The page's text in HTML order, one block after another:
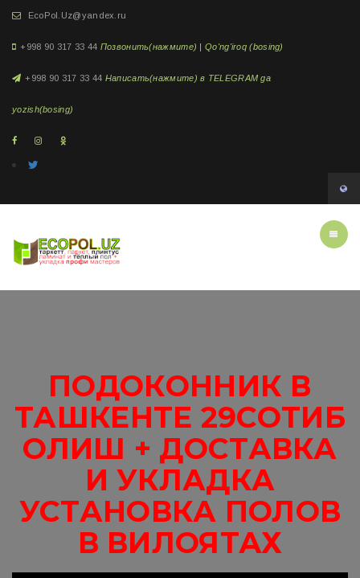
EcoPol.Uz@yandex.ru
+998 90 317 33 44 Позвонить(нажмите) | Qo'ng'iroq (bosing)
+998 90 317 33 44 Написать(нажмите) в TELEGRAM ga
yozish(bosing)
ПОДОКОННИК В
ТАШКЕНТЕ 29СОТИБ
ОЛИШ + ДОСТАВКА
И УКЛАДКА
УСТАНОВКА ПОЛОВ
В ВИЛОЯТАХ